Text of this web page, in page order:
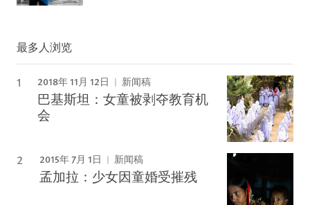
最多人浏览
2018年 11月 12日 新闻稿
巴基斯坦：女童被剥夺教育机
会
2015年 7月 1日 新闻稿
孟加拉：少女因童婚受摧残